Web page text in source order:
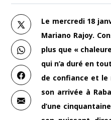
Le mercredi 18
Mariano Rajoy.
plus que «
qui n’a duré en
de confiance et le
son arrivée à
d’une